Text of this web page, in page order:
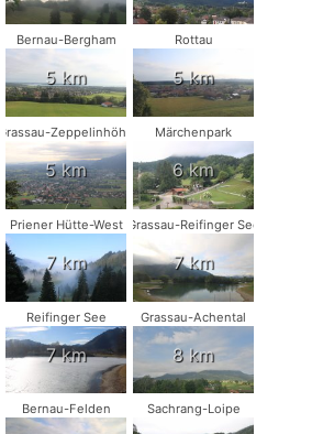
Bernau-Bergham
5 km
Rottau
5 km
Grassau-Zeppelinhöhe
5 km
Märchenpark
6 km
Priener Hütte-West
7 km
Grassau-Reifinger See
7 km
Reifinger See
7 km
Grassau-Achental
8 km
Bernau-Felden Sachrang-Loipe